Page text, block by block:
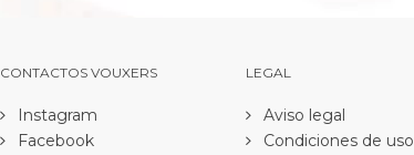
CONTACTOS VOUXERS
Instagram
Facebook
LEGAL
Aviso legal
Condiciones de uso